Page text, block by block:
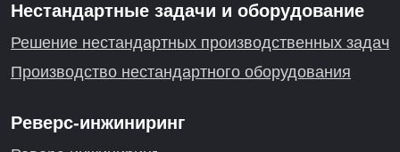
Нестандартные задачи и оборудование
Решение нестандартных производственных задач
Производство нестандартного оборудования
Реверс-инжиниринг